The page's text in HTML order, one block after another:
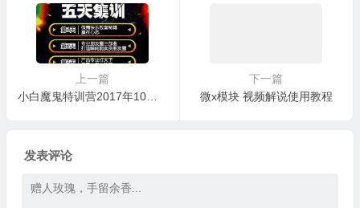
上一篇
小白魔鬼特训营2017年10月最新课程，小白新手5天内出单
下一篇
微x模块 视频解说使用教程
发表评论